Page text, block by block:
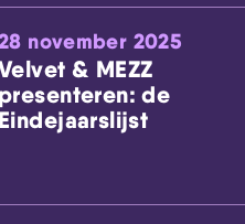
november 2025
& MEZZ
presenteren: de
Eindejaarslijst